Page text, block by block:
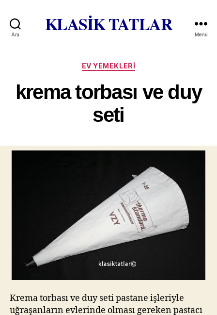
Ara KLASİK TATLAR Menü
Kategoriler
EV YEMEKLERI
krema torbası ve duy
seti
Krema torbası ve duy seti pastane işleriyle
uğraşanların evlerinde olması gereken pastacı